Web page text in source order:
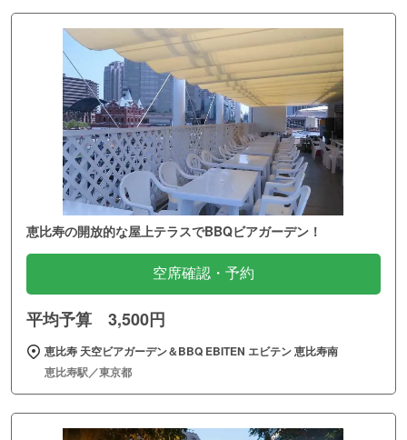
恵比寿の開放的な屋上テラスでBBQビアガーデン！
空席確認・予約
平均予算 3,500円
恵比寿 天空ビアガーデン＆BBQ EBITEN エビテン 恵比寿南
恵比寿駅／東京都